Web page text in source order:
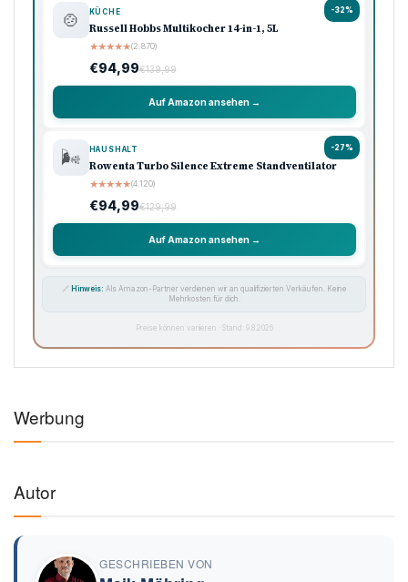
-32%
🍲 KÜCHE
Russell Hobbs Multikocher 14-in-1, 5L
★★★★★(2.870)
€94,99€139,99
Auf Amazon ansehen →
-27%
🌬️ HAUSHALT
Rowenta Turbo Silence Extreme Standventilator
★★★★★(4.120)
€94,99€129,99
Auf Amazon ansehen →
🔗 Hinweis: Als Amazon-Partner verdienen wir an qualifizierten Verkäufen. Keine
Mehrkosten für dich.
Preise können variieren · Stand: 9.8.2026
Werbung
Autor
GESCHRIEBEN VON